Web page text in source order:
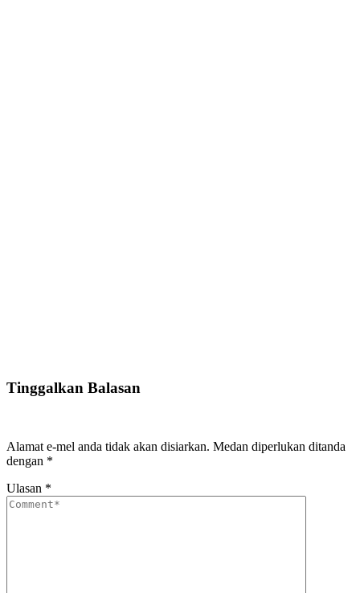
Tinggalkan Balasan
Alamat e-mel anda tidak akan disiarkan. Medan diperlukan ditanda
dengan *
Ulasan *